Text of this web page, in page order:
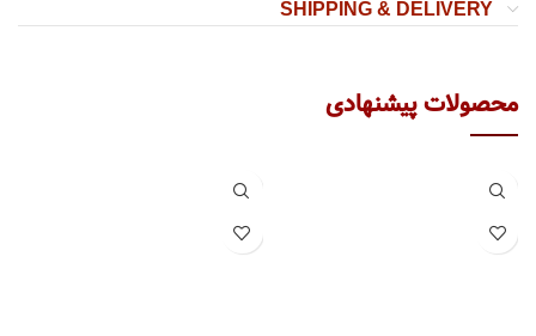
SHIPPING & DELIVERY